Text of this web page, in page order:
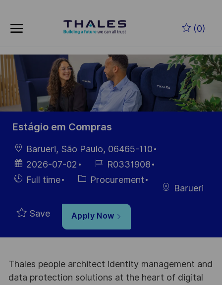
(0)
-
Estágio em Compras
LocationBarueri, São Paulo, 06465-110
Posted
Date
2026-07-02
Job
Id
R0331908
HiringFull time CategoryProcurement
Barueri
Save Apply Now
Thales people architect identity management and
data protection solutions at the heart of digital